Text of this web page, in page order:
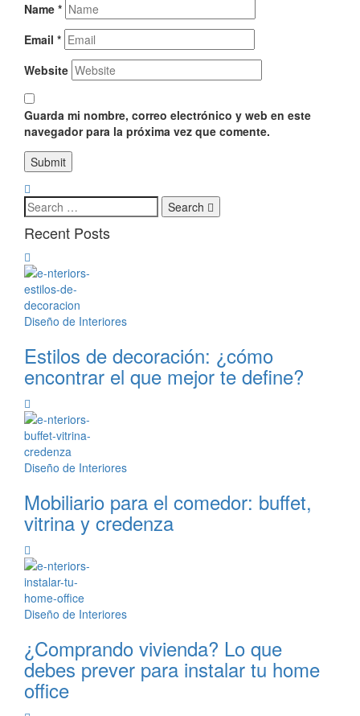
Name *
Email *
Website
Guarda mi nombre, correo electrónico y web en este
navegador para la próxima vez que comente.
Search
Recent Posts
Diseño de Interiores
Estilos de decoración: ¿cómo
encontrar el que mejor te define?
Diseño de Interiores
Mobiliario para el comedor: buffet,
vitrina y credenza
Diseño de Interiores
¿Comprando vivienda? Lo que
debes prever para instalar tu home
office